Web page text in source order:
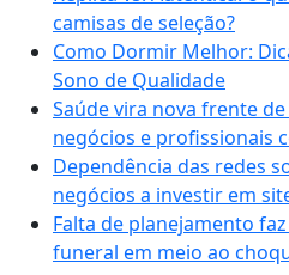
camisas de seleção?
Como Dormir Melhor:
Sono de Qualidade
Saúde vira nova frente
negócios e profissionais
Dependência das redes
negócios a investir em
Falta de planejamento
funeral em meio ao